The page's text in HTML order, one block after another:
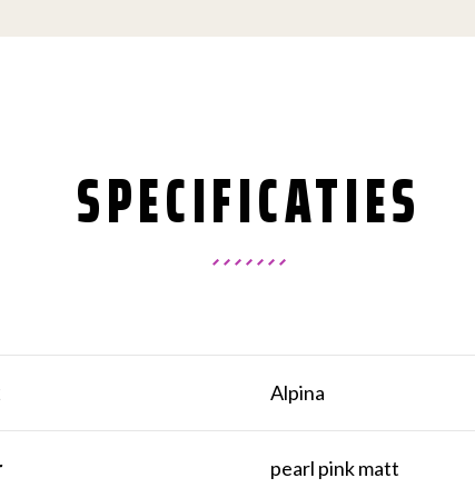
SPECIFICATIES
Alpina
pearl pink matt